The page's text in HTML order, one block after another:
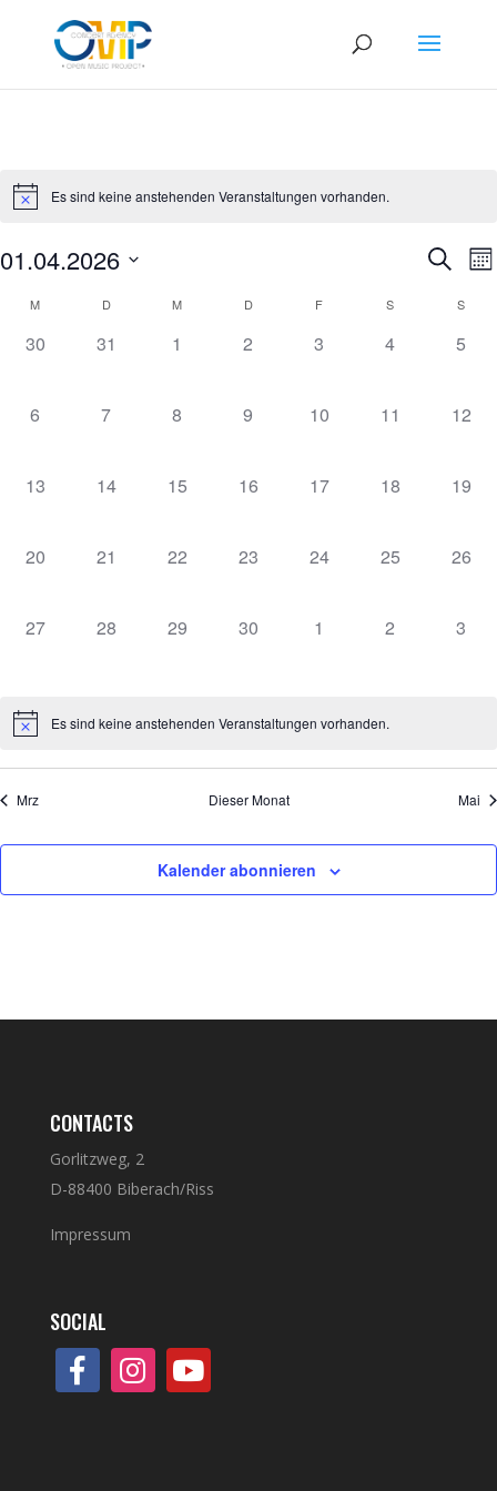
Es sind keine anstehenden Veranstaltungen vorhanden.
und
Suche
01.04.2026
Kalender
von
M D M D F S S
0
30
0
31
0
1
0
2
0
3
0
4
0
5
0
6
0
7
0
8
0
9
0
10
0
11
0
12
0
13
0
14
0
15
0
16
0
17
0
18
0
19
0
20
0
21
0
22
0
23
0
24
0
25
0
26
0
27
0
28
0
29
0
30
0
1
0
2
0
3
Es sind keine anstehenden Veranstaltungen vorhanden.
Mrz Dieser Monat Mai
Kalender abonnieren
CONTACTS
Gorlitzweg, 2
D-88400 Biberach/Riss
Impressum
SOCIAL